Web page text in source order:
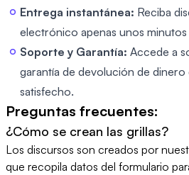
Entrega instantánea: Reciba
electrónico apenas unos
Soporte y Garantía: Accede a
garantía de devolución de dinero
satisfecho.
Preguntas frecuentes:
¿Cómo se crean las grillas?
Los discursos son creados por
que recopila datos del formulario